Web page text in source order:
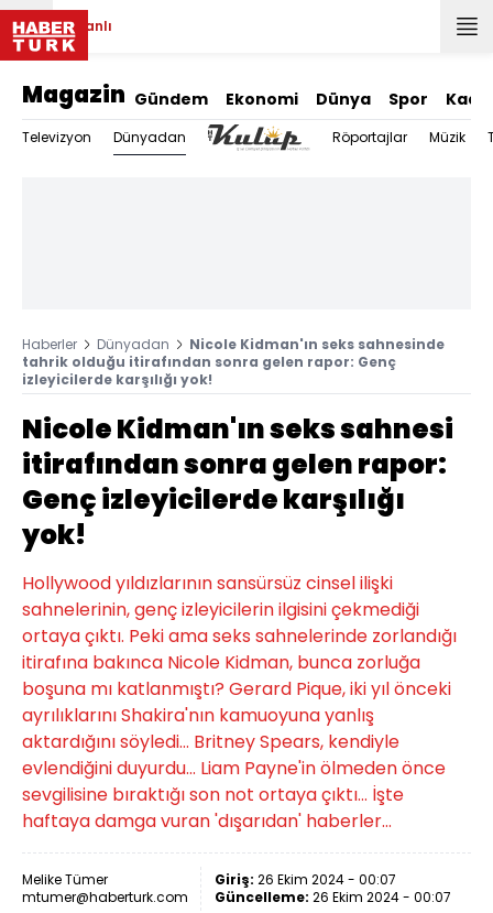
Canlı
Magazin Gündem Ekonomi Dünya Spor
Televizyon Dünyadan Röportajlar Müzik
Haberler Dünyadan
Nicole Kidman'ın seks sahnesinde
tahrik olduğu itirafından sonra gelen rapor: Genç
izleyicilerde karşılığı yok!
Nicole Kidman'ın seks sahnesi
itirafından sonra gelen rapor:
Genç izleyicilerde karşılığı
yok!
Hollywood yıldızlarının sansürsüz cinsel ilişki
sahnelerinin, genç izleyicilerin ilgisini çekmediği
ortaya çıktı. Peki ama seks sahnelerinde zorlandığı
itirafına bakınca Nicole Kidman, bunca zorluğa
boşuna mı katlanmıştı? Gerard Pique, iki yıl önceki
ayrılıklarını Shakira'nın kamuoyuna yanlış
aktardığını söyledi... Britney Spears, kendiyle
evlendiğini duyurdu... Liam Payne'in ölmeden önce
sevgilisine bıraktığı son not ortaya çıktı... İşte
haftaya damga vuran 'dışarıdan' haberler...
Melike Tümer
mtumer@haberturk.com
Giriş: 26 Ekim 2024 - 00:07
Güncelleme: 26 Ekim 2024 - 00:07